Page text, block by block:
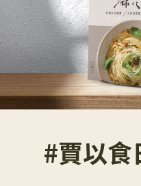
#賈以食